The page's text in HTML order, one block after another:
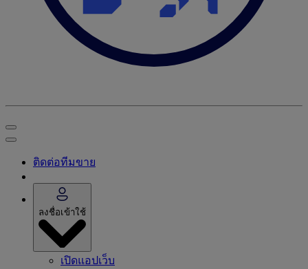
ติดต่อทีมขาย
ลงชื่อเข้าใช้
เปิดแอปเว็บ